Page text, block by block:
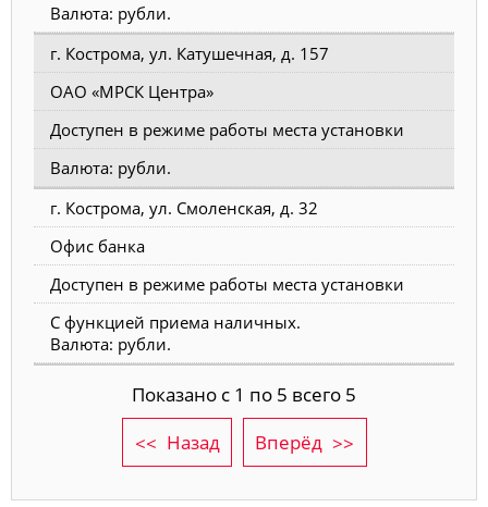
Валюта: рубли.
г. Кострома, ул. Катушечная, д. 157
ОАО «МРСК Центра»
Доступен в режиме работы места установки
Валюта: рубли.
г. Кострома, ул. Смоленская, д. 32
Офис банка
Доступен в режиме работы места установки
С функцией приема наличных.
Валюта: рубли.
Показано с 1 по 5 всего 5
Назад
Вперёд